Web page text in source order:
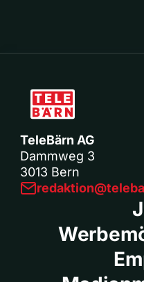
TeleBärn AG
Dammweg 3
3013 Bern